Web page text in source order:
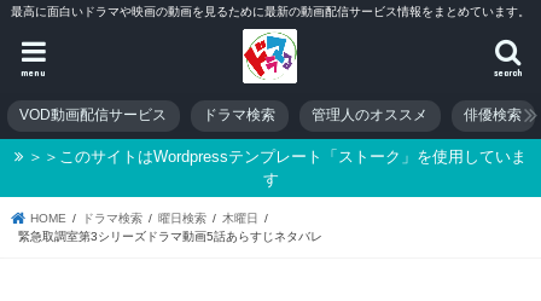
最高に面白いドラマや映画の動画を見るために最新の動画配信サービス情報をまとめています。
search
menu
VOD動画配信サービス ドラマ検索 管理人のオススメ 俳優検索
＞＞このサイトはWordpressテンプレート「ストーク」を使用していま
す
HOME ドラマ検索 曜日検索
木曜日
緊急取調室第3シリーズドラマ動画5話あらすじネタバレ